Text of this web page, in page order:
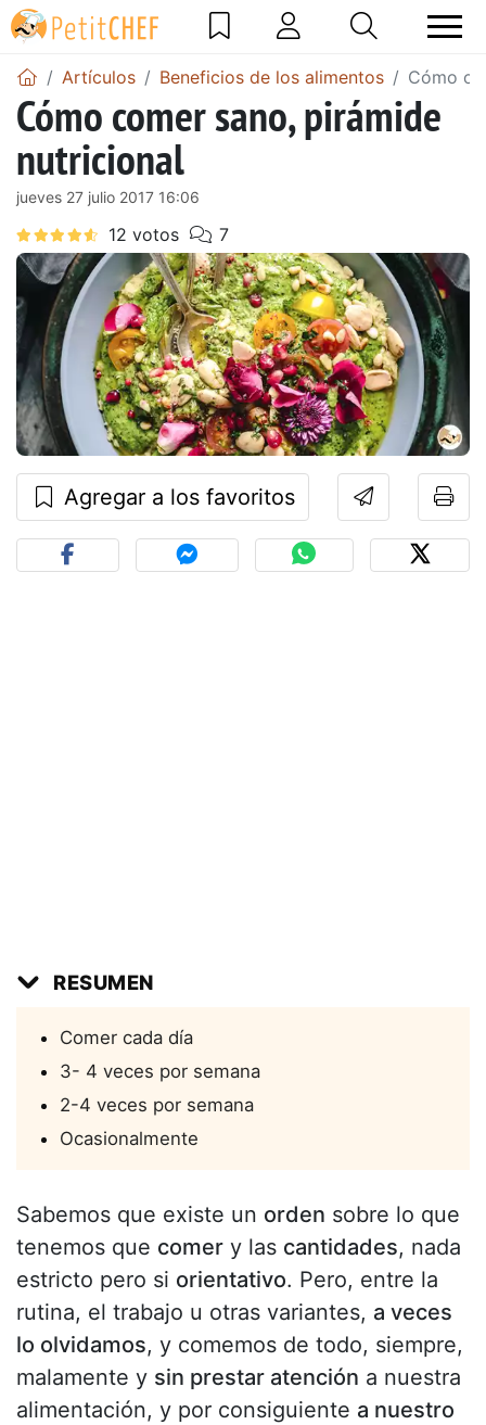
Artículos Beneficios de los alimentos Cómo
Cómo comer sano, pirámide
nutricional
jueves 27 julio 2017 16:06
Agregar a los favoritos
RESUMEN
Comer cada día
3- 4 veces por semana
2-4 veces por semana
Ocasionalmente
Sabemos que existe un orden sobre lo que
tenemos que comer y las cantidades, nada
estricto pero si orientativo. Pero, entre la
rutina, el trabajo u otras variantes, a veces
lo olvidamos, y comemos de todo, siempre,
malamente y sin prestar atención a nuestra
alimentación, y por consiguiente a nuestro